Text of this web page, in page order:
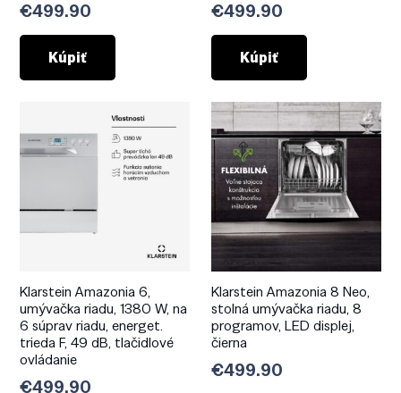
€499.90
Kúpiť
€499.90
Kúpiť
Klarstein Amazonia 6,
umývačka riadu, 1380 W, na
6 súprav riadu, energet.
trieda F, 49 dB, tlačidlové
ovládanie
€499.90
Klarstein Amazonia 8 Neo,
stolná umývačka riadu, 8
programov, LED displej,
čierna
€499.90